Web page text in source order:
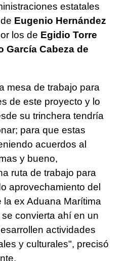
estatales
Eugenio Hernández
los de Egidio Torre
García Cabeza de
mesa de trabajo para
de este proyecto y lo
su trinchera tendría
para que estas
acuerdos al
y bueno,
ruta de trabajo para
aprovechamiento del
la ex Aduana Marítima
convierta ahí en un
actividades
y culturales", precisó